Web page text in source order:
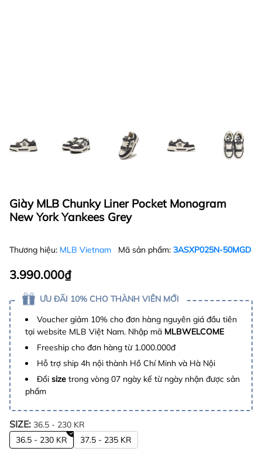
Giày MLB Chunky Liner Pocket Monogram
New York Yankees Grey
Thương hiệu: MLB Vietnam Mã sản phẩm: 3ASXP025N-50MGD
3.990.000₫
ƯU ĐÃI 10% CHO THÀNH VIÊN MỚI
Voucher giảm 10% cho đơn hàng nguyên giá đầu tiên
tại website MLB Việt Nam. Nhập mã MLBWELCOME
Freeship cho đơn hàng từ 1.000.000đ
Hỗ trợ ship 4h nội thành Hồ Chí Minh và Hà Nội
Đổi size trong vòng 07 ngày kể từ ngày nhận được sản
phẩm
SIZE: 36.5 - 230 KR
36.5 - 230 KR
37.5 - 235 KR